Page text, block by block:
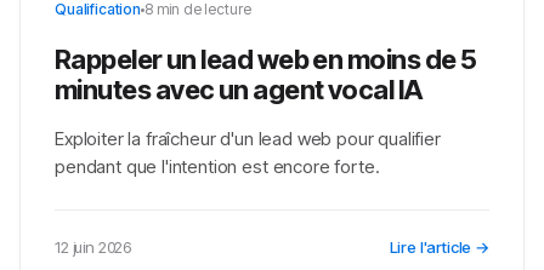
Qualification 8 min de lecture
Rappeler un lead web en moins de 5
minutes avec un agent vocal IA
Exploiter la fraîcheur d'un lead web pour qualifier
pendant que l'intention est encore forte.
12 juin 2026 Lire l'article →